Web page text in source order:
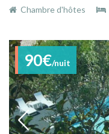
Chambre d'hôtes
90€/nuit